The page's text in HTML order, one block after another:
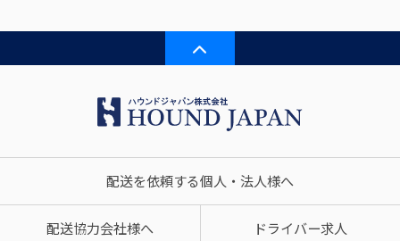
配送を依頼する個人・法人様へ
配送協力会社様へ ドライバー求人